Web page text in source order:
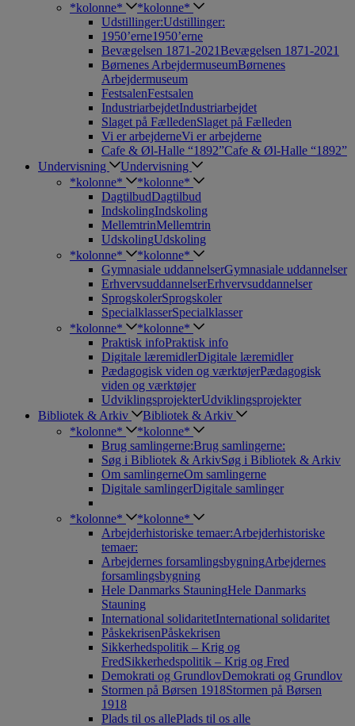
*kolonne*
*kolonne*
Udstillinger:Udstillinger:
1950’erne1950’erne
Bevægelsen 1871-2021Bevægelsen 1871-2021
Børnenes ArbejdermuseumBørnenes
Arbejdermuseum
FestsalenFestsalen
IndustriarbejdetIndustriarbejdet
Slaget på FælledenSlaget på Fælleden
Vi er arbejderneVi er arbejderne
Cafe & Øl-Halle “1892”Cafe & Øl-Halle “1892”
Undervisning
Undervisning
*kolonne*
*kolonne*
DagtilbudDagtilbud
IndskolingIndskoling
MellemtrinMellemtrin
UdskolingUdskoling
*kolonne*
*kolonne*
Gymnasiale uddannelserGymnasiale uddannelser
ErhvervsuddannelserErhvervsuddannelser
SprogskolerSprogskoler
SpecialklasserSpecialklasser
*kolonne*
*kolonne*
Praktisk infoPraktisk info
Digitale læremidlerDigitale læremidler
Pædagogisk viden og værktøjerPædagogisk
viden og værktøjer
UdviklingsprojekterUdviklingsprojekter
Bibliotek & Arkiv
Bibliotek & Arkiv
*kolonne*
*kolonne*
Brug samlingerne:Brug samlingerne:
Søg i Bibliotek & ArkivSøg i Bibliotek & Arkiv
Om samlingerneOm samlingerne
Digitale samlingerDigitale samlinger
*kolonne*
*kolonne*
Arbejderhistoriske temaer:Arbejderhistoriske
temaer:
Arbejdernes forsamlingsbygningArbejdernes
forsamlingsbygning
Hele Danmarks StauningHele Danmarks
Stauning
International solidaritetInternational solidaritet
PåskekrisenPåskekrisen
Sikkerhedspolitik – Krig og
FredSikkerhedspolitik – Krig og Fred
Demokrati og GrundlovDemokrati og Grundlov
Stormen på Børsen 1918Stormen på Børsen
1918
Plads til os allePlads til os alle